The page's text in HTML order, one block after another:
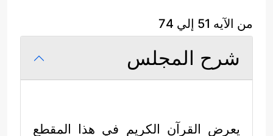
من الآيه 51 إلي 74
شرح المجلس
يعرِض القرآن الكريم في هذا المقطع